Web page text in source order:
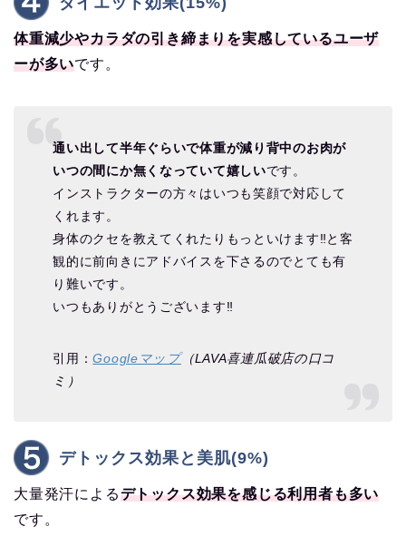
体重減少やカラダの引き締まりを実感しているユーザ
ーが多いです。
通い出して半年ぐらいで体重が減り背中のお肉が
いつの間にか無くなっていて嬉しいです。
インストラクターの方々はいつも笑顔で対応して
くれます。
身体のクセを教えてくれたりもっといけます‼︎と客
観的に前向きにアドバイスを下さるのでとても有
り難いです。
いつもありがとうございます‼︎
引用：Googleマップ（LAVA喜連瓜破店の口コ
ミ）
デトックス効果と美肌(9%)
大量発汗によるデトックス効果を感じる利用者も多い
です。